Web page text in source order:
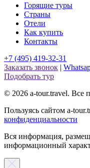
Горящие туры
Страны
Отели
Как купить
Контакты
+7 (495) 419-32-31
Заказать звонок |
Подобрать тур
© 2026 a-tour.travel. Все
Пользуясь сайтом a-
конфиденциальности
Вся информация,
информационный